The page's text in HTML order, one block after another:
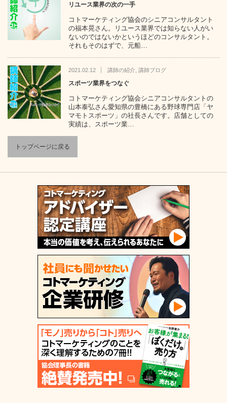
リユース業界の次の一手
コトマーケティング協会のシニアコンサルタント
の福本晃さん。リユース業界では知らない人がい
ないのではないかというほどのコンサルタント。
それもそのはずで、元船…
2021.02.12 講師の紹介, 講師ブログ
スポーツ業界をつなぐ
コトマーケティング協会シニアコンサルタントの
山本泰弘さん愛知県の豊橋にある野球専門店「ヤ
マモトスポーツ」の社長さんです。店舗としての
実績は、スポーツ業…
トップページに戻る